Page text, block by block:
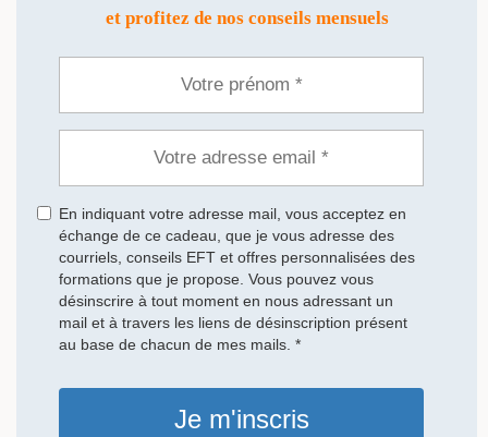
et profitez de nos conseils mensuels
En indiquant votre adresse mail, vous acceptez en
échange de ce cadeau, que je vous adresse des
courriels, conseils EFT et offres personnalisées des
formations que je propose. Vous pouvez vous
désinscrire à tout moment en nous adressant un
mail et à travers les liens de désinscription présent
au base de chacun de mes mails. *
Je m'inscris